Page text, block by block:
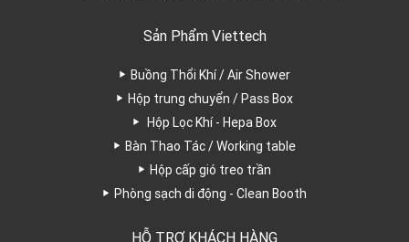
Sản Phẩm Viettech
Buồng Thổi Khí / Air Shower
Hộp trung chuyển / Pass Box
Hộp Lọc Khí - Hepa Box
Bàn Thao Tác / Working table
Hộp cấp gió treo trần
Phòng sạch di động - Clean Booth
HỖ TRỢ KHÁCH HÀNG